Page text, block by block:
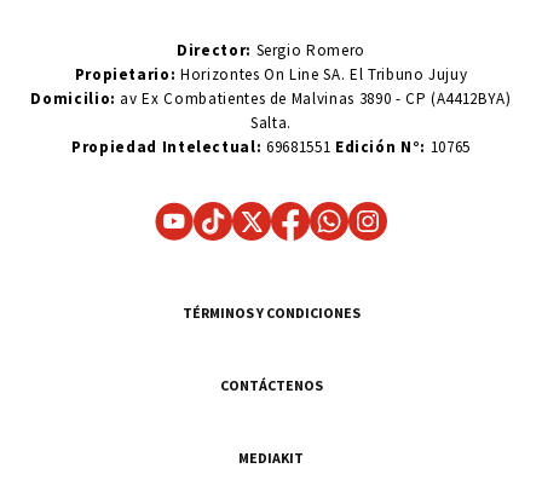
Director: Sergio Romero
Propietario:Horizontes On Line SA. El Tribuno Jujuy
Domicilio: av Ex Combatientes de Malvinas 3890 - CP (A4412BYA)
Salta.
Propiedad Intelectual: 69681551 Edición N°: 10765
TÉRMINOS Y CONDICIONES
CONTÁCTENOS
MEDIAKIT